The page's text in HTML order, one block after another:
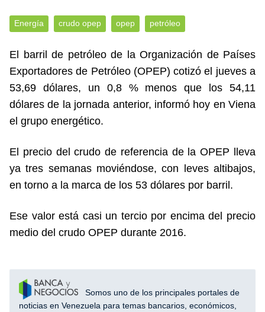
Energía crudo opep opep petróleo
El barril de petróleo de la Organización de Países
Exportadores de Petróleo (OPEP) cotizó el jueves a
53,69 dólares, un 0,8 % menos que los 54,11
dólares de la jornada anterior, informó hoy en Viena
el grupo energético.
El precio del crudo de referencia de la OPEP lleva
ya tres semanas moviéndose, con leves altibajos,
en torno a la marca de los 53 dólares por barril.
Ese valor está casi un tercio por encima del precio
medio del crudo OPEP durante 2016.
Somos uno de los principales portales de
noticias en Venezuela para temas bancarios, económicos,